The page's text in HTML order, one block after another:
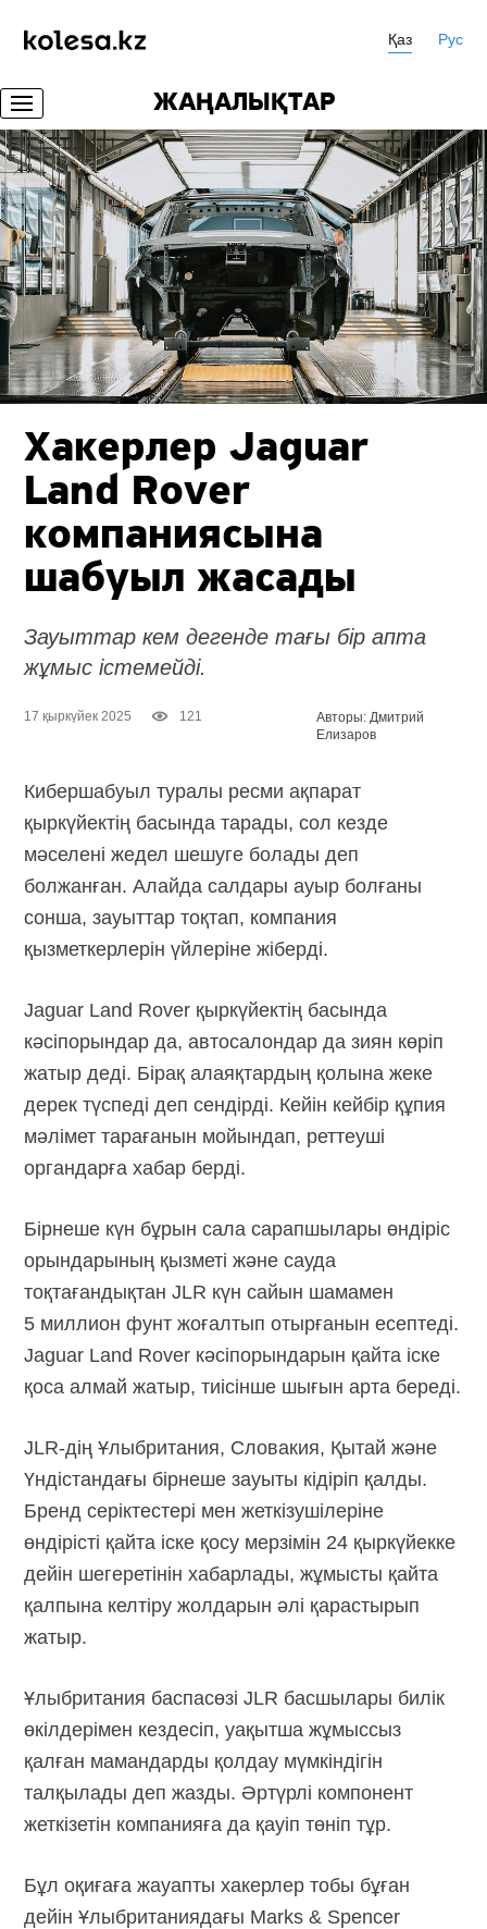
Қаз Рус
ЖАҢАЛЫҚТАР
Хакерлер Jaguar
Land Rover
компаниясына
шабуыл жасады
Зауыттар кем дегенде тағы бір апта
жұмыс істемейді.
17 қыркүйек 2025 121
Авторы: Дмитрий
Елизаров
Кибершабуыл туралы ресми ақпарат
қыркүйектің басында тарады, сол кезде
мәселені жедел шешуге болады деп
болжанған. Алайда салдары ауыр болғаны
сонша, зауыттар тоқтап, компания
қызметкерлерін үйлеріне жіберді.
Jaguar Land Rover қыркүйектің басында
кәсіпорындар да, автосалондар да зиян көріп
жатыр деді. Бірақ алаяқтардың қолына жеке
дерек түспеді деп сендірді. Кейін кейбір құпия
мәлімет тарағанын мойындап, реттеуші
органдарға хабар берді.
Бірнеше күн бұрын сала сарапшылары өндіріс
орындарының қызметі және сауда
тоқтағандықтан JLR күн сайын шамамен
5 миллион фунт жоғалтып отырғанын есептеді.
Jaguar Land Rover кәсіпорындарын қайта іске
қоса алмай жатыр, тиісінше шығын арта береді.
JLR-дің Ұлыбритания, Словакия, Қытай және
Үндістандағы бірнеше зауыты кідіріп қалды.
Бренд серіктестері мен жеткізушілеріне
өндірісті қайта іске қосу мерзімін 24 қыркүйекке
дейін шегеретінін хабарлады, жұмысты қайта
қалпына келтіру жолдарын әлі қарастырып
жатыр.
Ұлыбритания баспасөзі JLR басшылары билік
өкілдерімен кездесіп, уақытша жұмыссыз
қалған мамандарды қолдау мүмкіндігін
талқылады деп жазды. Әртүрлі компонент
жеткізетін компанияға да қауіп төніп тұр.
Бұл оқиғаға жауапты хакерлер тобы бұған
дейін Ұлыбританиядағы Marks & Spencer